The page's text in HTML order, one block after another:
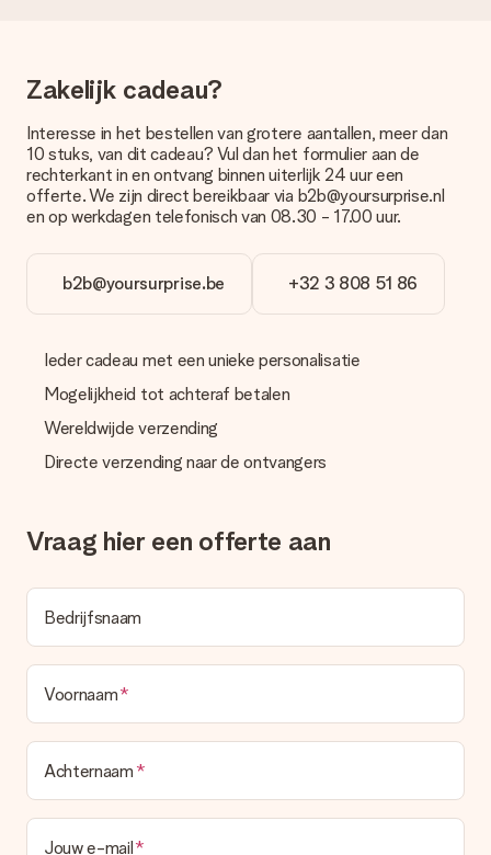
Betalen
Hoe kan ik mijn bestelling betalen?
Wij bieden de volgende betaalmethodes aan: iDeal, Paypal,
creditcard of handmatige overboeking. Hou bij handmatige
overboeking wel rekening met 3 dagen extra levertijd van je
cadeau.
Cadeau ontvangen
Wat als het cadeau toch niet helemaal naar mijn zin is?
We vinden het erg vervelend als je cadeau niet naar wens is
passende oplossing.
Wordt de factuur met de bestelling meegestuurd?
Er wordt geen factuur meegestuurd bij je bestelling. Je
deze ook altijd terugvinden in jouw MySurprise. Je kunt dus
Zakelijk cadeau?
Interesse in het bestellen van grotere aantallen, meer dan
10 stuks, van dit cadeau? Vul dan het formulier aan de
rechterkant in en ontvang binnen uiterlijk 24 uur een
offerte. We zijn direct bereikbaar via b2b@yoursurprise.nl
en op werkdagen telefonisch van 08.30 - 17.00 uur.
b2b@yoursurprise.be +32 3 808 51 86
Ieder cadeau met een unieke personalisatie
Mogelijkheid tot achteraf betalen
Wereldwijde verzending
Directe verzending naar de ontvangers
Vraag hier een offerte aan
Bedrijfsnaam
Voornaam
Achternaam
Jouw e-mail